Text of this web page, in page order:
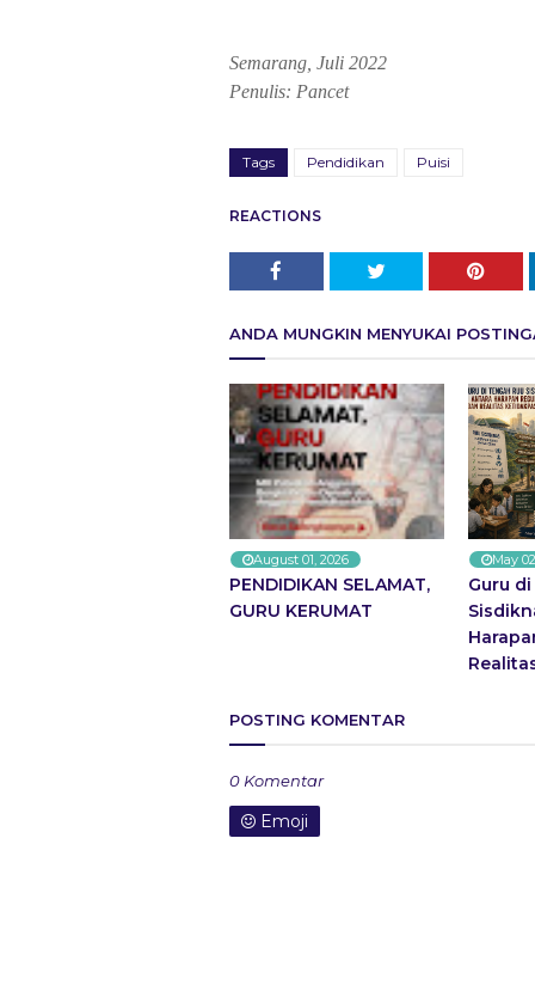
Semarang, Juli 2022
Penulis: Pancet
Tags Pendidikan Puisi
REACTIONS
ANDA MUNGKIN MENYUKAI
August 01, 2026
PENDIDIKAN SELAMAT,
GURU KERUMAT
May
Guru
POSTING KOMENTAR
0 Komentar
Emoji